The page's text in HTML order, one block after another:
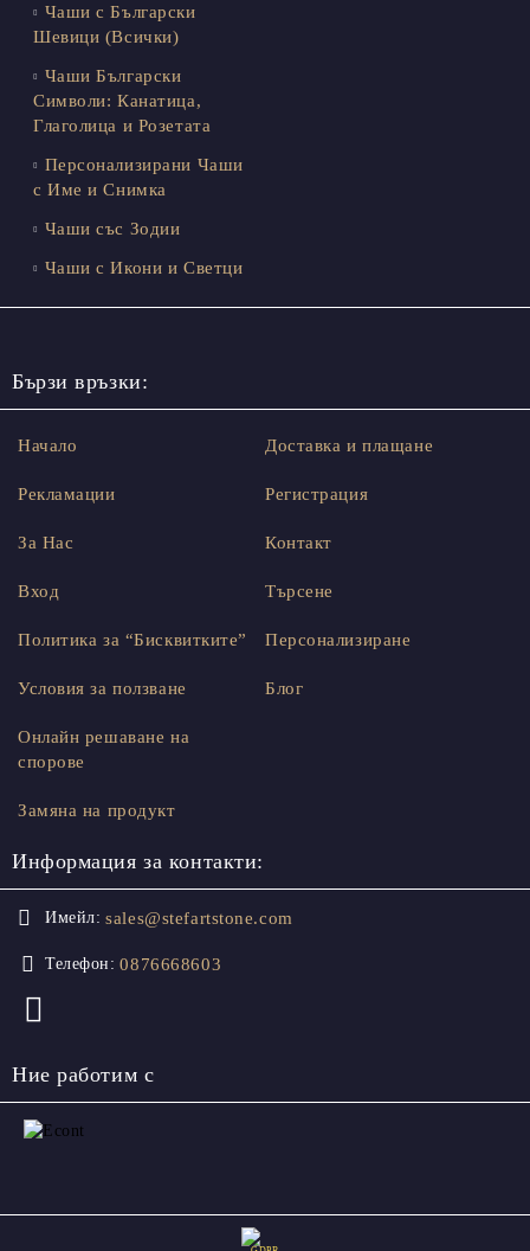
Чаши с Български
Шевици (Всички)
Чаши Български
Символи: Канатица,
Глаголица и Розетата
Персонализирани Чаши
с Име и Снимка
Чаши със Зодии
Чаши с Икони и Светци
Бързи връзки:
Начало
Рекламации
За Нас
Вход
Доставка и плащане
Регистрация
Контакт
Търсене
Политика за “Бисквитките”
Условия за ползване
Онлайн решаване на
спорове
Замяна на продукт
Персонализиране
Блог
Информация за контакти:
Имейл: sales@stefartstone.com
Телефон: 0876668603
Ние работим с